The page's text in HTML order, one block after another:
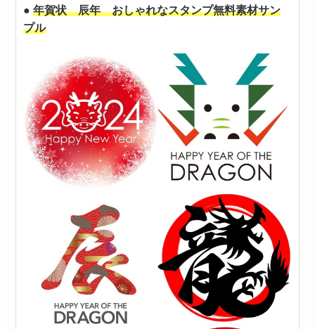
●年賀状 辰年 おしゃれなスタンプ無料素材サン
プル